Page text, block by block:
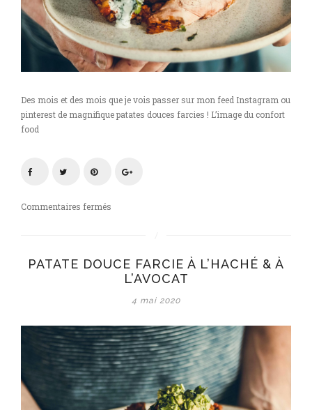
Des mois et des mois que je vois passer sur mon feed Instagram ou
pinterest de magnifique patates douces farcies ! L’image du confort
food
Commentaires fermés
à
l’haché
PATATE DOUCE FARCIE À L’HACHÉ & À
L’AVOCAT
4 mai 2020